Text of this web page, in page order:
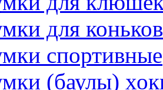
для коньков
спортивные
(баулы)